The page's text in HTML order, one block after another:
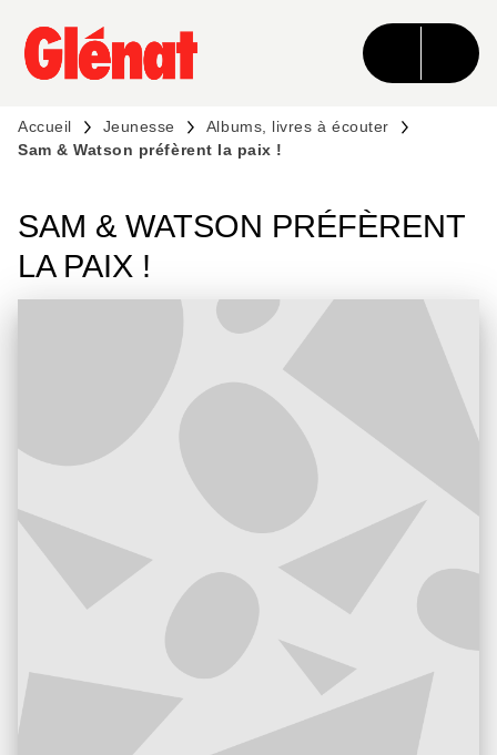
MENU RECHERCHE CONTENU
PIED DE PAGE
Accueil Jeunesse
Albums, livres à écouter
Sam & Watson préfèrent la paix !
SAM & WATSON PRÉFÈRENT
LA PAIX !